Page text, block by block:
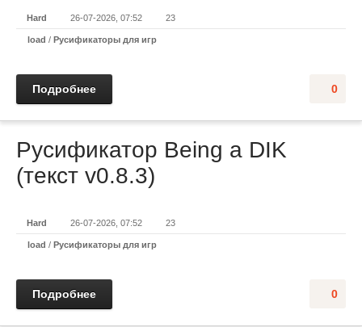
Hard 26-07-2026, 07:52 23
load / Русификаторы для игр
0
Подробнее
Русификатор Being a DIK
(текст v0.8.3)
Hard 26-07-2026, 07:52 23
load / Русификаторы для игр
0
Подробнее